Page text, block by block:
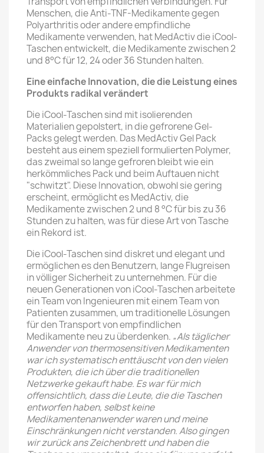
Menschen, die Anti-TNF-Medikamente gegen
Polyarthritis oder andere empfindliche
Medikamente verwenden, hat MedActiv die iCool-
Taschen entwickelt, die Medikamente zwischen 2
und 8°C für 12, 24 oder 36 Stunden halten.
Eine einfache Innovation, die die Leistung eines
Produkts radikal verändert
Die iCool-Taschen sind mit isolierenden
Materialien gepolstert, in die gefrorene Gel-
Packs gelegt werden. Das MedActiv Gel Pack
besteht aus einem speziell formulierten Polymer,
das zweimal so lange gefroren bleibt wie ein
herkömmliches Pack und beim Auftauen nicht
"schwitzt". Diese Innovation, obwohl sie gering
erscheint, ermöglicht es MedActiv, die
Medikamente zwischen 2 und 8 °C für bis zu 36
Stunden zu halten, was für diese Art von Tasche
ein Rekord ist.
Die iCool-Taschen sind diskret und elegant und
ermöglichen es den Benutzern, lange Flugreisen
in völliger Sicherheit zu unternehmen. Für die
neuen Generationen von iCool-Taschen arbeitete
ein Team von Ingenieuren mit einem Team von
Patienten zusammen, um traditionelle Lösungen
für den Transport von empfindlichen
Medikamente neu zu überdenken. „Als täglicher
Anwender von thermosensitiven Medikamenten
war ich systematisch enttäuscht von den vielen
Produkten, die ich über die traditionellen
Netzwerke gekauft habe. Es war für mich
offensichtlich, dass die Leute, die die Taschen
entworfen haben, selbst keine
Medikamentenanwender waren und meine
Einschränkungen nicht verstanden. Also gingen
wir zurück ans Zeichenbrett und haben die